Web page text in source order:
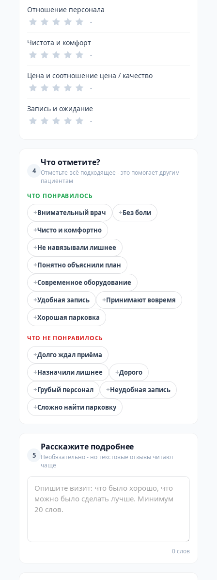
Отношение персонала
-
Чистота и комфорт
-
Цена и соотношение цена / качество
-
Запись и ожидание
-
4
Что отметите?
Отметьте всё подходящее - это помогает другим
пациентам
ЧТО ПОНРАВИЛОСЬ
+Внимательный врач +Без боли
+Чисто и комфортно
+Не навязывали лишнее
+Понятно объяснили план
+Современное оборудование
+Удобная запись +Принимают вовремя
+Хорошая парковка
ЧТО НЕ ПОНРАВИЛОСЬ
+Долго ждал приёма
+Назначили лишнее +Дорого
+Грубый персонал +Неудобная запись
+Сложно найти парковку
5
Расскажите подробнее
Необязательно - но текстовые отзывы читают
чаще
0 слов